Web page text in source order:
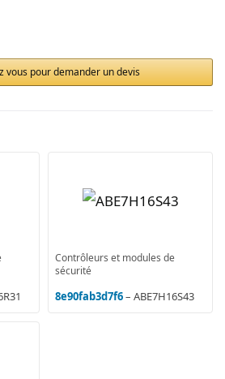
vous pour demander un devis
Contrôleurs et modules de
sécurité
8e90fab3d7f6– ABE7H16S43